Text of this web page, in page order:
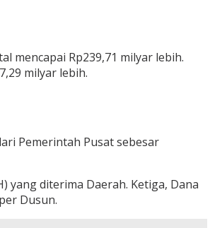
mencapai Rp239,71 milyar lebih.
milyar lebih.
Pemerintah Pusat sebesar
yang diterima Daerah. Ketiga, Dana
Dusun.